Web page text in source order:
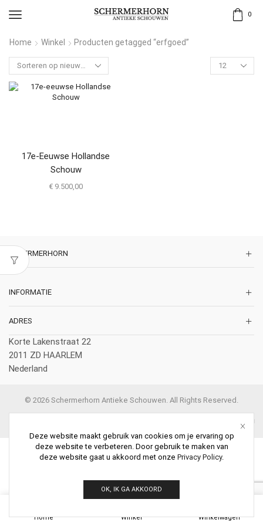
0
Home Winkel Producten getagged “erfgoed”
17e-Eeuwse Hollandse
Schouw
€ 9.500,00
SCHERMERHORN
INFORMATIE
ADRES
Korte Lakenstraat 22
2011 ZD HAARLEM
Nederland
© 2026 Schermerhorn Antieke Schouwen. All Rights Reserved.
Home Winkel Winkelwagen
Deze website maakt gebruik van cookies om je ervaring op
deze website te verbeteren. Door gebruik te maken van
deze website gaat u akkoord met onze Privacy Policy.
OK, IK GA AKKOORD